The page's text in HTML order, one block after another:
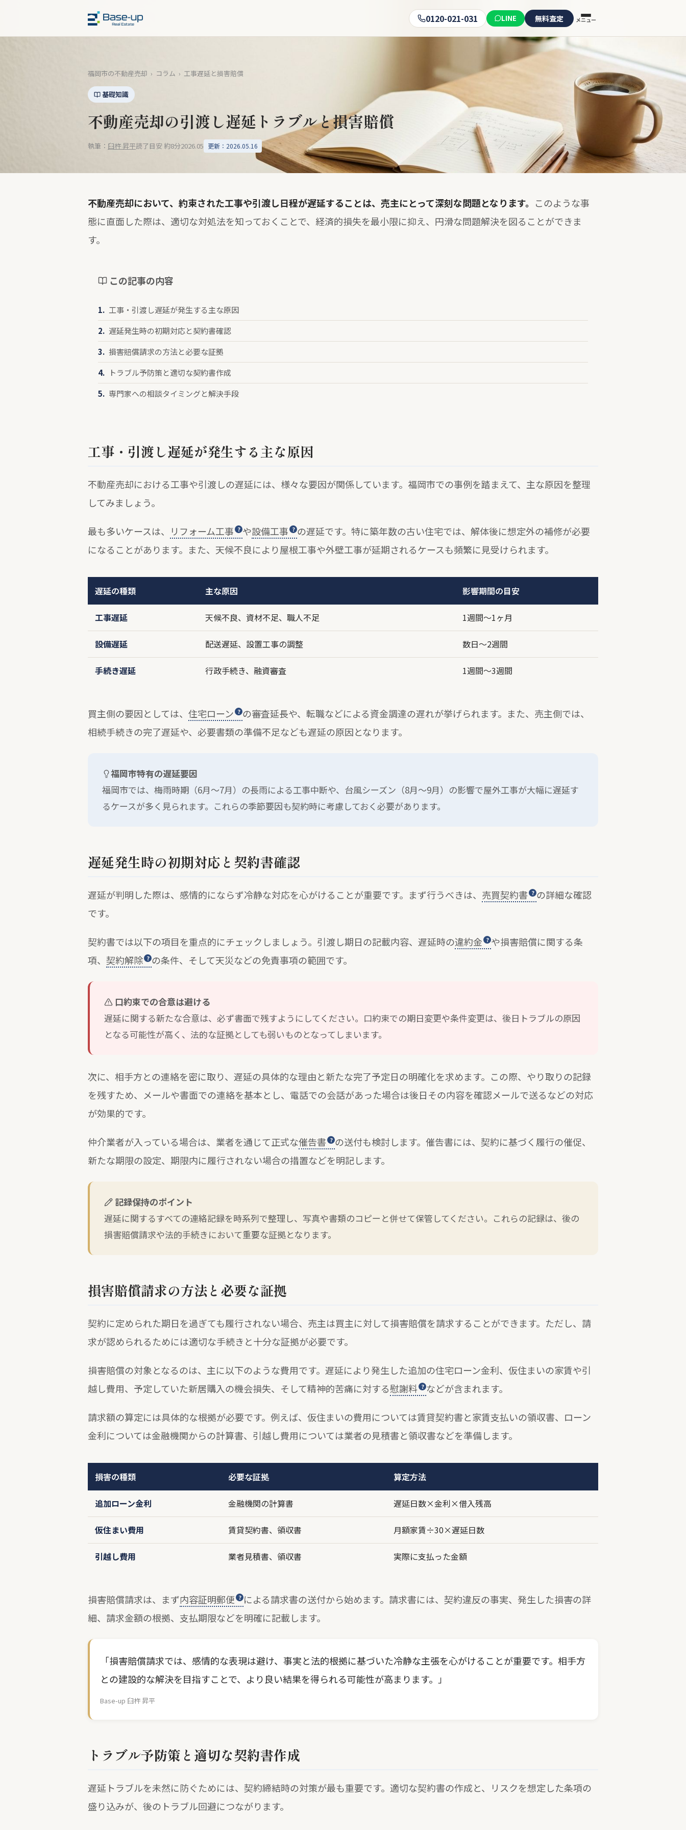
0120-021-031 LINE 無料査定 メニュー
福岡市の不動産売却 › コラム › 工事遅延と損害賠償
基礎知識
不動産売却の引渡し遅延トラブルと損害賠償
執筆： 臼杵 昇平読了目安 約8分2026.05 更新：2026.05.16
不動産売却において、約束された工事や引渡し日程が遅延することは、売主にとって深刻な問題となります。 このような事
態に直面した際は、適切な対処法を知っておくことで、経済的損失を最小限に抑え、円滑な問題解決を図ることができま
す。
この記事の内容
工事・引渡し遅延が発生する主な原因
遅延発生時の初期対応と契約書確認
損害賠償請求の方法と必要な証拠
トラブル予防策と適切な契約書作成
専門家への相談タイミングと解決手段
工事・引渡し遅延が発生する主な原因
不動産売却における工事や引渡しの遅延には、様々な要因が関係しています。福岡市での事例を踏まえて、主な原因を整理
してみましょう。
最も多いケースは、 リフォーム工事 や設備工事
の遅延です。特に築年数の古い住宅では、解体後に想定外の補修が必要
になることがあります。また、天候不良により屋根工事や外壁工事が延期されるケースも頻繁に見受けられます。
遅延の種類 主な原因 影響期間の目安
工事遅延 天候不良、資材不足、職人不足 1週間～1ヶ月
設備遅延 配送遅延、設置工事の調整 数日～2週間
手続き遅延 行政手続き、融資審査 1週間～3週間
買主側の要因としては、 住宅ローン
の審査延長や、転職などによる資金調達の遅れが挙げられます。また、売主側では、
相続手続きの完了遅延や、必要書類の準備不足なども遅延の原因となります。
福岡市特有の遅延要因
福岡市では、梅雨時期（6月～7月）の長雨による工事中断や、台風シーズン（8月～9月）の影響で屋外工事が大幅に遅延す
るケースが多く見られます。これらの季節要因も契約時に考慮しておく必要があります。
遅延発生時の初期対応と契約書確認
遅延が判明した際は、感情的にならず冷静な対応を心がけることが重要です。まず行うべきは、 売買契約書
の詳細な確認
です。
契約書では以下の項目を重点的にチェックしましょう。引渡し期日の記載内容、遅延時の違約金
や損害賠償に関する条
項、 契約解除 の条件、そして天災などの免責事項の範囲です。
口約束での合意は避ける
遅延に関する新たな合意は、必ず書面で残すようにしてください。口約束での期日変更や条件変更は、後日トラブルの原因
となる可能性が高く、法的な証拠としても弱いものとなってしまいます。
次に、相手方との連絡を密に取り、遅延の具体的な理由と新たな完了予定日の明確化を求めます。この際、やり取りの記録
を残すため、メールや書面での連絡を基本とし、電話での会話があった場合は後日その内容を確認メールで送るなどの対応
が効果的です。
仲介業者が入っている場合は、業者を通じて正式な催告書
の送付も検討します。催告書には、契約に基づく履行の催促、
新たな期限の設定、期限内に履行されない場合の措置などを明記します。
記録保持のポイント
遅延に関するすべての連絡記録を時系列で整理し、写真や書類のコピーと併せて保管してください。これらの記録は、後の
損害賠償請求や法的手続きにおいて重要な証拠となります。
損害賠償請求の方法と必要な証拠
契約に定められた期日を過ぎても履行されない場合、売主は買主に対して損害賠償を請求することができます。ただし、請
求が認められるためには適切な手続きと十分な証拠が必要です。
損害賠償の対象となるのは、主に以下のような費用です。遅延により発生した追加の住宅ローン金利、仮住まいの家賃や引
越し費用、予定していた新居購入の機会損失、そして精神的苦痛に対する慰謝料 などが含まれます。
請求額の算定には具体的な根拠が必要です。例えば、仮住まいの費用については賃貸契約書と家賃支払いの領収書、ローン
金利については金融機関からの計算書、引越し費用については業者の見積書と領収書などを準備します。
損害の種類 必要な証拠 算定方法
追加ローン金利 金融機関の計算書 遅延日数×金利×借入残高
仮住まい費用 賃貸契約書、領収書 月額家賃÷30×遅延日数
引越し費用 業者見積書、領収書 実際に支払った金額
損害賠償請求は、まず内容証明郵便
による請求書の送付から始めます。請求書には、契約違反の事実、発生した損害の詳
細、請求金額の根拠、支払期限などを明確に記載します。
「損害賠償請求では、感情的な表現は避け、事実と法的根拠に基づいた冷静な主張を心がけることが重要です。相手方
との建設的な解決を目指すことで、より良い結果を得られる可能性が高まります。」
Base-up 臼杵 昇平
トラブル予防策と適切な契約書作成
遅延トラブルを未然に防ぐためには、契約締結時の対策が最も重要です。適切な契約書の作成と、リスクを想定した条項の
盛り込みが、後のトラブル回避につながります。